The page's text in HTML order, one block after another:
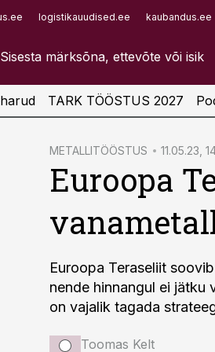
logistikauudised.ee kaubandus.ee
Infopank
TARK TÖÖSTUS 2027
METALLITÖÖSTUS 11.05.23,
Euroopa
Euroopa Teraseliit
nende hinnangul ei jätku
on vajalik tagada
Toomas Kelt